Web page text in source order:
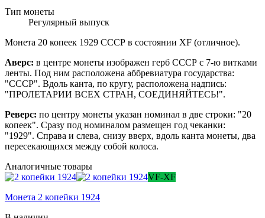
Тип монеты
Регулярный выпуск
Монета 20 копеек 1929 СССР в состоянии XF (отличное).
Аверс: в центре монеты изображен герб СССР с 7-ю витками
ленты. Под ним расположена аббревиатура государства:
"СССР". Вдоль канта, по кругу, расположена надпись:
"ПРОЛЕТАРИИ ВСЕХ СТРАН, СОЕДИНЯЙТЕСЬ!".
Реверс: по центру монеты указан номинал в две строки: "20
копеек". Сразу под номиналом размещен год чеканки:
"1929". Справа и слева, снизу вверх, вдоль канта монеты, два
пересекающихся между собой колоса.
Аналогичные товары
VF-XF
Монета 2 копейки 1924